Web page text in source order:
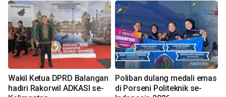
Wakil Ketua DPRD Balangan
hadiri Rakorwil ADKASI se-
Poliban dulang medali emas
di Porseni Politeknik se-